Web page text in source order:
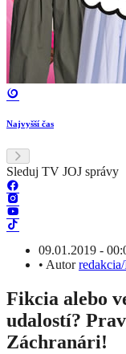
Najvyšší čas
Sleduj TV JOJ správy
09.01.2019 -
• Autor
Fikcia alebo
udalostí?
Záchranári!